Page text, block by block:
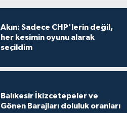
Akın: Sadece CHP'lerin değil,
her kesimin oyunu alarak
seçildim
Balıkesir İkizcetepeler ve
Gönen Barajları doluluk oranları